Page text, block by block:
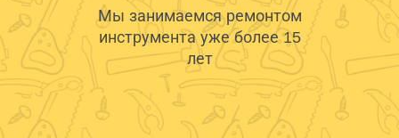
Мы занимаемся ремонтом
инструмента уже более 15
лет